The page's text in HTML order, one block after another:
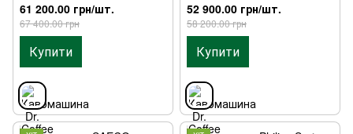
61 200.00 грн/шт.
67 400.00 грн
Купити
52 900.00 грн/шт.
58 200.00 грн
Купити